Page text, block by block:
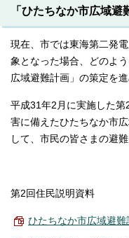
「ひたちなか市広域
現在、市では東海第二発
象となった場合、どのよ
広域避難計画」の策定を進
平成31年2月に実施した第
害に備えたひたちなか市
して、市民の皆さまの避
第2回住民説明資料
ひたちなか市広域避難